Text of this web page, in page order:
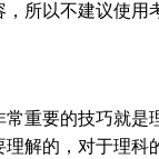
所以不建议使用
要的技巧就是理
解的，对于理科